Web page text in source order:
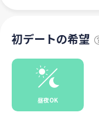
初デートの希望
昼夜OK